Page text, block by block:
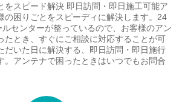
をスピード解決 即日訪問・即日施工可能ア
の困りごとをスピーディに解決します。24
センターが整っているので、お客様のアン
たとき、すぐにご相談に対応することが可
だいた日に解決する、即日訪問・即日施行
。アンテナで困ったときはいつでもお問合